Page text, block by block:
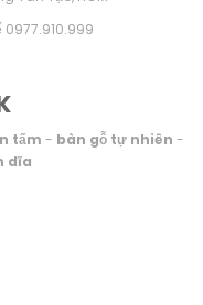
0977.910.999
tấm - bàn gỗ tự nhiên -
dĩa